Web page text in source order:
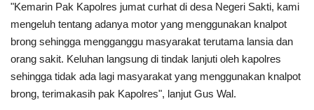
"Kemarin Pak Kapolres jumat curhat di desa Negeri Sakti, kami
mengeluh tentang adanya motor yang menggunakan knalpot
brong sehingga mengganggu masyarakat terutama lansia dan
orang sakit. Keluhan langsung di tindak lanjuti oleh kapolres
sehingga tidak ada lagi masyarakat yang menggunakan knalpot
brong, terimakasih pak Kapolres", lanjut Gus Wal.